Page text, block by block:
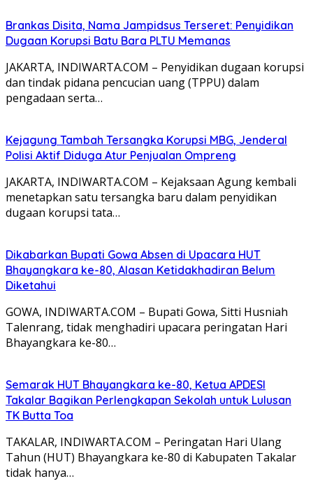
Brankas Disita, Nama Jampidsus Terseret: Penyidikan
Dugaan Korupsi Batu Bara PLTU Memanas
JAKARTA, INDIWARTA.COM – Penyidikan dugaan korupsi
dan tindak pidana pencucian uang (TPPU) dalam
pengadaan serta…
Kejagung Tambah Tersangka Korupsi MBG, Jenderal
Polisi Aktif Diduga Atur Penjualan Ompreng
JAKARTA, INDIWARTA.COM – Kejaksaan Agung kembali
menetapkan satu tersangka baru dalam penyidikan
dugaan korupsi tata…
Dikabarkan Bupati Gowa Absen di Upacara HUT
Bhayangkara ke-80, Alasan Ketidakhadiran Belum
Diketahui
GOWA, INDIWARTA.COM – Bupati Gowa, Sitti Husniah
Talenrang, tidak menghadiri upacara peringatan Hari
Bhayangkara ke-80…
Semarak HUT Bhayangkara ke-80, Ketua APDESI
Takalar Bagikan Perlengkapan Sekolah untuk Lulusan
TK Butta Toa
TAKALAR, INDIWARTA.COM – Peringatan Hari Ulang
Tahun (HUT) Bhayangkara ke-80 di Kabupaten Takalar
tidak hanya…